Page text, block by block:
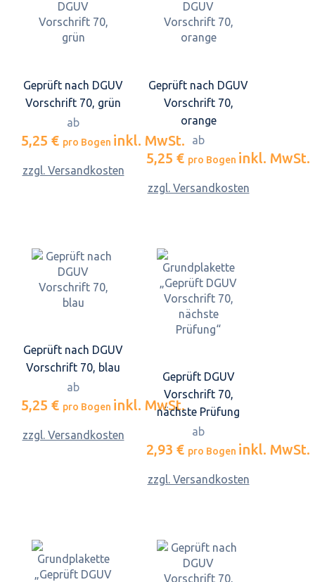
Geprüft nach DGUV
Vorschrift 70, grün
ab
5,25 € pro Bogen inkl. MwSt.
zzgl. Versandkosten
Geprüft nach DGUV
Vorschrift 70,
orange
ab
5,25 € pro Bogen inkl. MwSt.
zzgl. Versandkosten
Geprüft nach DGUV
Vorschrift 70, blau
ab
5,25 € pro Bogen inkl. MwSt.
zzgl. Versandkosten
Geprüft DGUV
Vorschrift 70,
nächste Prüfung
ab
2,93 € pro Bogen inkl. MwSt.
zzgl. Versandkosten